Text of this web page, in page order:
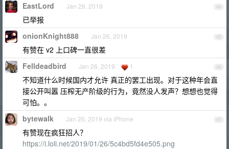
44
EastLord Jan 26, 2019
已举报
45
onionKnight888 Jan 26, 2019
有赞在 v2 上口碑一直很差
46
Felldeadbird Jan 26, 2019 1
不知道什么时候国内才允许 真正的罢工出现。对于这种年会直
接公开叫嚣 压榨无产阶级的行为，竟然没人发声？想想也觉得
可怕。。
47
bytewalk Jan 26, 2019 via iPhone
有赞现在疯狂招人？
https://i.loli.net/2019/01/26/5c4bd5fd4e505.png